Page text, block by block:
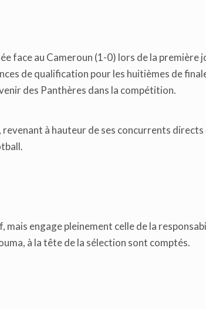
face au Cameroun (1-0) lors de la première
de qualification pour les huitièmes de
des Panthères dans la compétition.
à hauteur de ses concurrents
mais engage pleinement celle de la
à la tête de la sélection sont comptés.